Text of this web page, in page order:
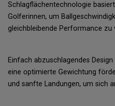
Schlagflächentechnologie
Golferinnen, um
gleichbleibende Performance zu
Einfach abzuschlagendes
eine optimierte Gewichtung
und sanfte Landungen, um sich